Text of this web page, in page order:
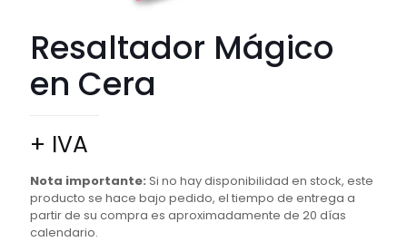
Resaltador Mágico
en Cera
+ IVA
Nota importante: Si no hay disponibilidad en stock, este
producto se hace bajo pedido, el tiempo de entrega a
partir de su compra es aproximadamente de 20 días
calendario.